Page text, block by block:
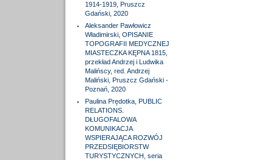
1914-1919, Pruszcz
Gdański, 2020
Aleksander Pawłowicz
Władimirski, OPISANIE
TOPOGRAFII MEDYCZNEJ
MIASTECZKA KĘPNA 1815,
przekład Andrzej i Ludwika
Malińscy, red. Andrzej
Maliński, Pruszcz Gdański -
Poznań, 2020
Paulina Prędotka, PUBLIC
RELATIONS.
DŁUGOFALOWA
KOMUNIKACJA
WSPIERAJĄCA ROZWÓJ
PRZEDSIĘBIORSTW
TURYSTYCZNYCH, seria